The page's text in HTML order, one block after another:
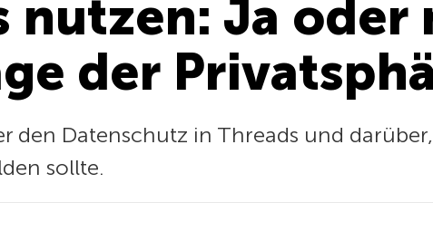
nutzen: Ja oder
der
den Datenschutz in Threads und
sollte.